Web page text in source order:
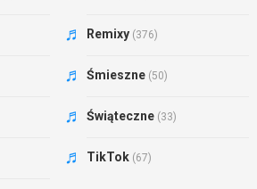
Remixy (376)
Śmieszne (50)
Świąteczne (33)
TikTok (67)